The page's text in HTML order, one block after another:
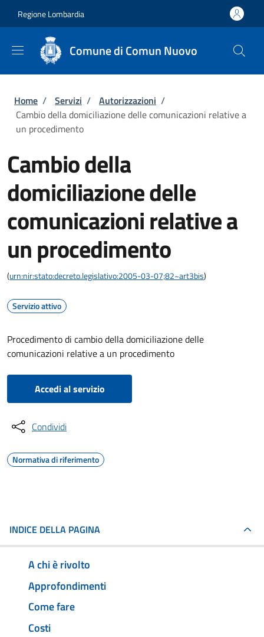
Regione Lombardia
Comune di Comun Nuovo
Briciole di pane
Home / Servizi / Autorizzazioni /
Cambio della domiciliazione delle comunicazioni relative a
un procedimento
Cambio della
domiciliazione delle
comunicazioni relative a
un procedimento
(urn:nir:stato:decreto.legislativo:2005-03-07;82~art3bis)
Servizio attivo
Procedimento di cambio della domiciliazione delle
comunicazioni relative a un procedimento
Accedi al servizio
Condividi
Normativa di riferimento
INDICE DELLA PAGINA
A chi è rivolto
Approfondimenti
Come fare
Costi